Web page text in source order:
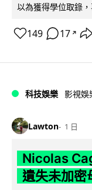
以為獲得學位取錄
149 17 ↗
科技娛樂 影視娛
Lawton 1 日
Nicolas
遺失未加密